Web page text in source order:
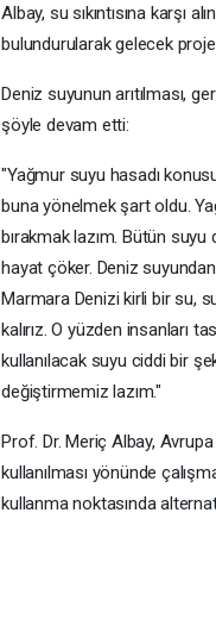
Albay, su sıkıntısına karşı
bulundurularak gelecek
Deniz suyunun arıtılması,
şöyle devam etti:
"Yağmur suyu hasadı
buna yönelmek şart oldu.
bırakmak lazım. Bütün
hayat çöker. Deniz
Marmara Denizi kirli bir su,
kalırız. O yüzden insanları
kullanılacak suyu ciddi bir
değiştirmemiz lazım."
Prof. Dr. Meriç Albay, Avrupa
kullanılması yönünde
kullanma noktasında